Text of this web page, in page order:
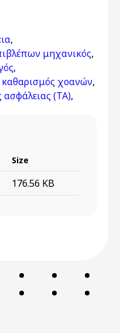
,
μηχανικός,
,
καθαρισμός χοανών,
ασφάλειας (ΤΑ),
Size
176.56 KB